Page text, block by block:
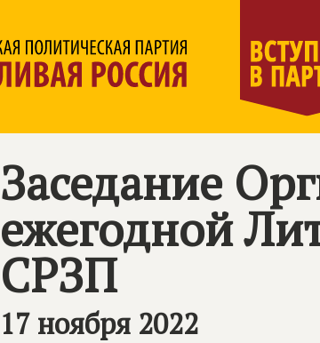
Заседание
ежегодной
СРЗП
17 ноября 2022